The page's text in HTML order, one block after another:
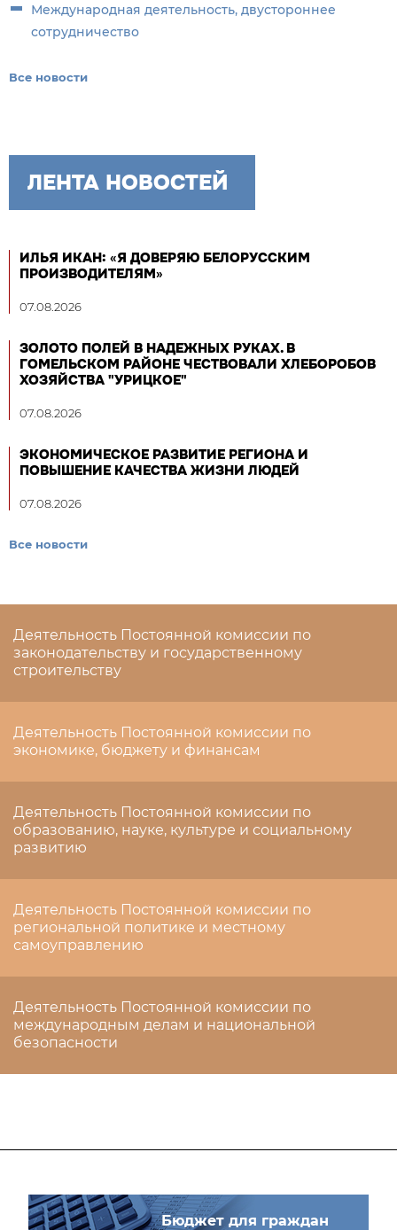
Международная деятельность, двустороннее
сотрудничество
Все новости
ЛЕНТА НОВОСТЕЙ
ИЛЬЯ ИКАН: «Я ДОВЕРЯЮ БЕЛОРУССКИМ
ПРОИЗВОДИТЕЛЯМ»
07.08.2026
ЗОЛОТО ПОЛЕЙ В НАДЕЖНЫХ РУКАХ. В
ГОМЕЛЬСКОМ РАЙОНЕ ЧЕСТВОВАЛИ ХЛЕБОРОБОВ
ХОЗЯЙСТВА "УРИЦКОЕ"
07.08.2026
ЭКОНОМИЧЕСКОЕ РАЗВИТИЕ РЕГИОНА И
ПОВЫШЕНИЕ КАЧЕСТВА ЖИЗНИ ЛЮДЕЙ
07.08.2026
Все новости
Деятельность Постоянной комиссии по
законодательству и государственному
строительству
Деятельность Постоянной комиссии по
экономике, бюджету и финансам
Деятельность Постоянной комиссии по
образованию, науке, культуре и социальному
развитию
Деятельность Постоянной комиссии по
региональной политике и местному
самоуправлению
Деятельность Постоянной комиссии по
международным делам и национальной
безопасности
Бюджет для граждан